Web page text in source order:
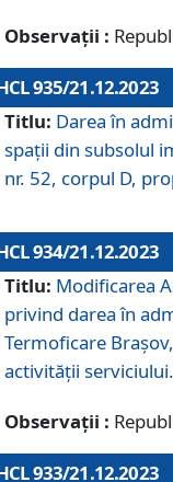
Observații :
935/21.12.2023
Titlu: Darea în
spații din subsolul
nr. 52, corpul D,
934/21.12.2023
Titlu: Modificarea
privind darea în
Termoficare
activităţii serviciului.
Observații :
933/21.12.2023